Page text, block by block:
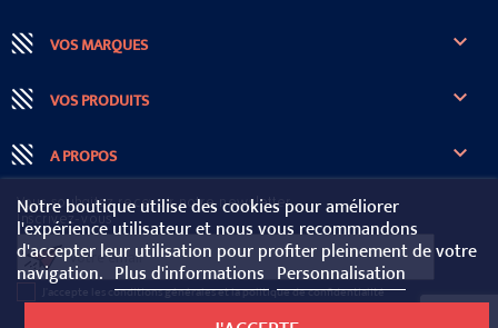
Notre boutique utilise des cookies pour améliorer
l'expérience utilisateur et nous vous recommandons
d'accepter leur utilisation pour profiter pleinement de votre
navigation. Plus d'informations Personnalisation
VOS MARQUES 
VOS PRODUITS 
A PROPOS 
Vous souhaitez recevoir notre newsletter
Inscrivez-vous
J'accepte les conditions générales et la politique de confidentialité